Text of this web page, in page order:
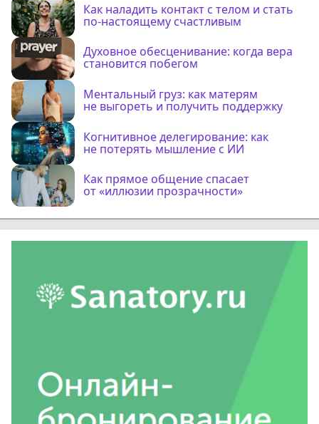
Как наладить контакт с телом и стать
по-настоящему счастливым
Духовное обесценивание: когда вера
становится побегом
Ментальный груз: как матерям
не выгореть и получить поддержку
Когнитивное делегирование: как
не потерять мышление с ИИ
Как прямое общение спасает
от «иллюзии прозрачности»